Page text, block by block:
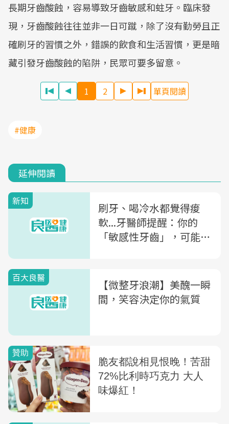
長期牙齒酸蝕，容易導致牙齒敏感和蛀牙。臨床發
現，牙齒酸蝕往往並非一日可蹴，除了沒有勤勞且正
確刷牙的習慣之外，錯誤的飲食和生活習慣，更是暗
藏引發牙齒酸蝕的陷阱，民眾可要多留意。
1 2 單頁閱讀
#健康
延伸閱讀
新知
刷牙、喝冷水都覺得痠
軟...牙醫師提醒：你的
「敏感性牙齒」，可能是
百大良醫
【微整牙浪潮】美醜一瞬
間，笑容決定你的氣質